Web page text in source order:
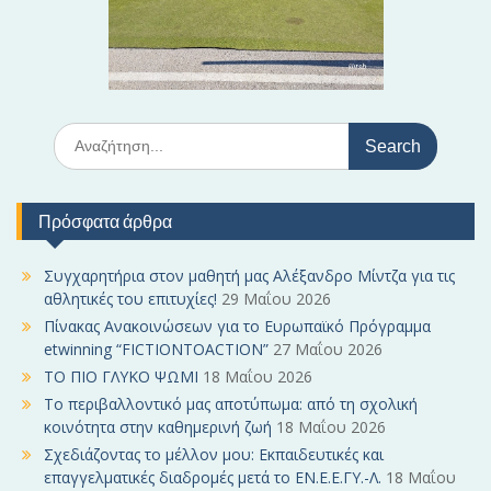
S
e
r
c
h
f
o
r
:
Πρόσφατα άρθρα
Συγχαρητήρια στον μαθητή μας Αλέξανδρο Μίντζα για τις
αθλητικές του επιτυχίες! 29 Μαΐου 2026
Πίνακας Ανακοινώσεων για το Ευρωπαϊκό Πρόγραμμα
etwinning “FICTIONTOACTION” 27 Μαΐου 2026
ΤΟ ΠΙΟ ΓΛΥΚΟ ΨΩΜΙ 18 Μαΐου 2026
Το περιβαλλοντικό μας αποτύπωμα: από τη σχολική
κοινότητα στην καθημερινή ζωή 18 Μαΐου 2026
Σχεδιάζοντας το μέλλον μου: Εκπαιδευτικές και
επαγγελματικές διαδρομές μετά το ΕΝ.Ε.Ε.ΓΥ.-Λ. 18 Μαΐου